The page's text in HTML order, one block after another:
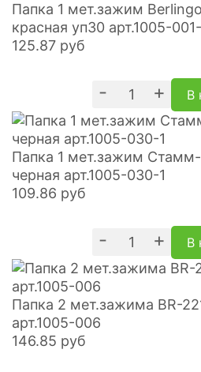
Папка 1 мет.зажим
красная уп30 арт.1005-
125.87 руб
- + В
Папка 1 мет.зажим
черная арт.1005-030-1
109.86 руб
- + В
Папка 2 мет.зажима BR-
арт.1005-006
146.85 руб